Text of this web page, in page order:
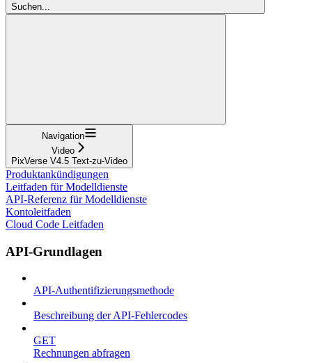
Suchen...
Navigation
Video
PixVerse V4.5 Text-zu-Video
Produktankündigungen
Leitfaden für Modelldienste
API-Referenz für Modelldienste
Kontoleitfaden
Cloud Code Leitfaden
API-Grundlagen
API-Authentifizierungsmethode
Beschreibung der API-Fehlercodes
GET
Rechnungen abfragen